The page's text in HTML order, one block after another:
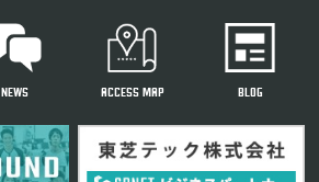
NEWS ACCESS MAP BLOG